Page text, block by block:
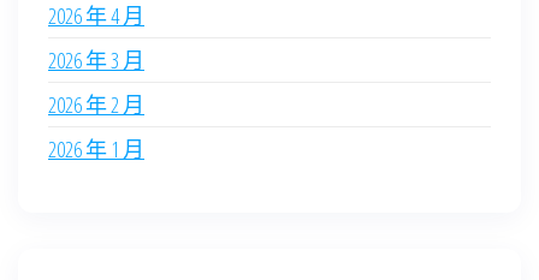
2026 年 4 月
2026 年 3 月
2026 年 2 月
2026 年 1 月